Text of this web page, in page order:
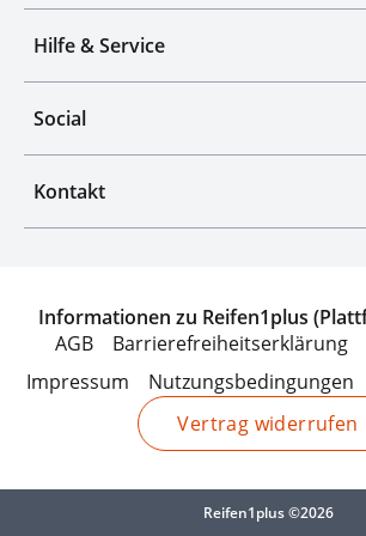
Hilfe & Service
Social
Kontakt
Informationen zu Reifen1plus
AGB
Barrierefreiheitserklärung
Impressum
Nutzungsbedingungen
Vertrag widerrufen
Reifen1plus ©2026